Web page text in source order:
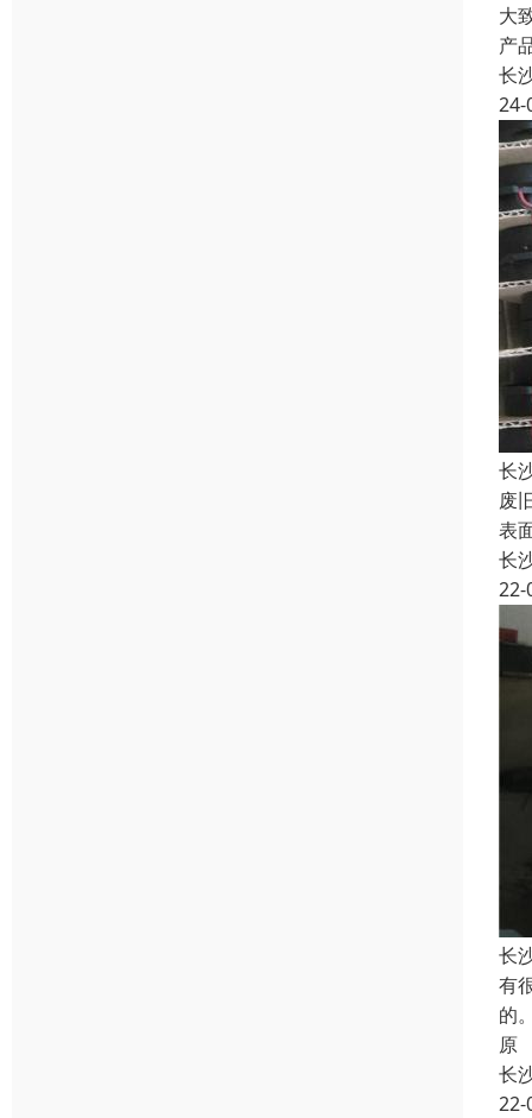
大
产
长
24-
长
废
表
长
22-
长
有
的
原
长
22-